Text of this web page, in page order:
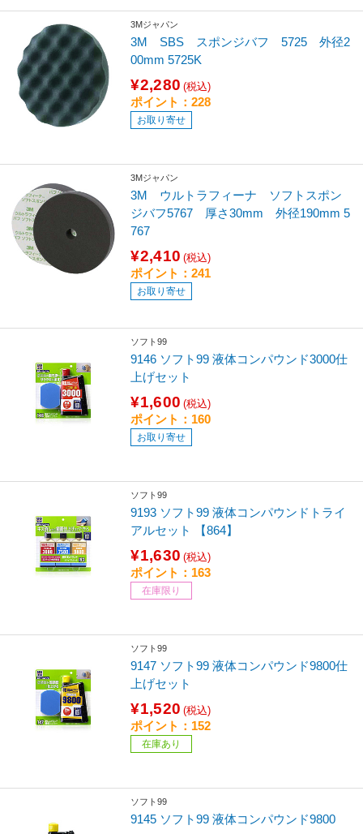
3Mジャパン
3M SBS スポンジバフ 5725 外径2
00mm 5725K
¥2,280 (税込)
ポイント：228
お取り寄せ
3Mジャパン
3M ウルトラフィーナ ソフトスポン
ジバフ5767 厚さ30mm 外径190mm 5
767
¥2,410 (税込)
ポイント：241
お取り寄せ
ソフト99
9146 ソフト99 液体コンパウンド3000仕
上げセット
¥1,600 (税込)
ポイント：160
お取り寄せ
ソフト99
9193 ソフト99 液体コンパウンドトライ
アルセット 【864】
¥1,630 (税込)
ポイント：163
在庫限り
ソフト99
9147 ソフト99 液体コンパウンド9800仕
上げセット
¥1,520 (税込)
ポイント：152
在庫あり
ソフト99
9145 ソフト99 液体コンパウンド9800